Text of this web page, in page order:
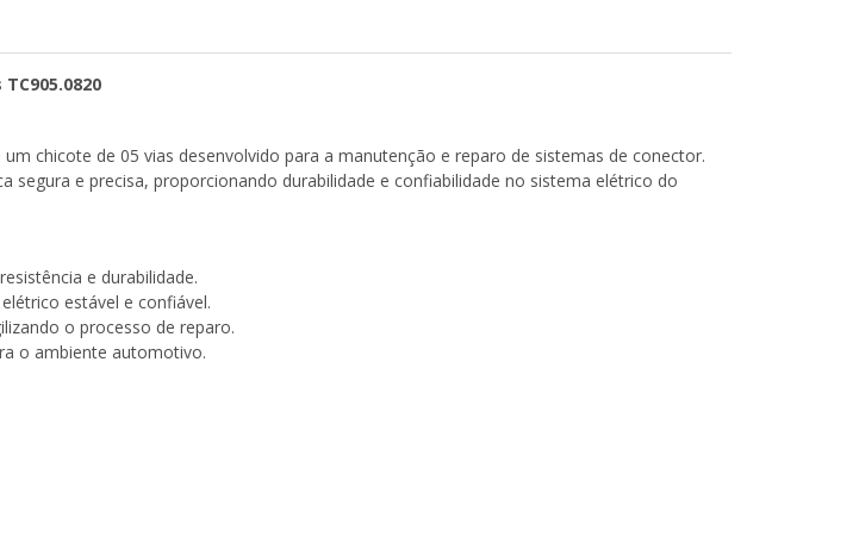
um chicote de 05 vias desenvolvido para a manutenção e reparo de sistemas de conector.
e precisa, proporcionando durabilidade e confiabilidade no sistema elétrico do
e durabilidade.
estável e confiável.
o processo de reparo.
o ambiente automotivo.